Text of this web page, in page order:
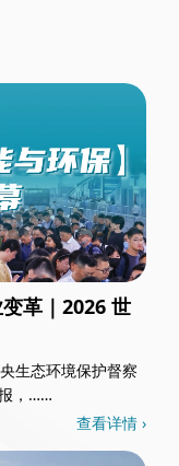
革｜2026 世
生态环境保护督察
，……
查看详情 ›